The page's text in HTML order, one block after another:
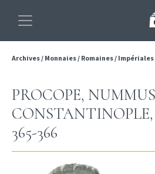
Archives/ Monnaies/ Romaines/ Impériales
PROCOPE,
CONSTANTINOPLE,
365-366